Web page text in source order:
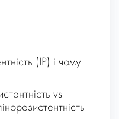
(ІР) і чому
vs